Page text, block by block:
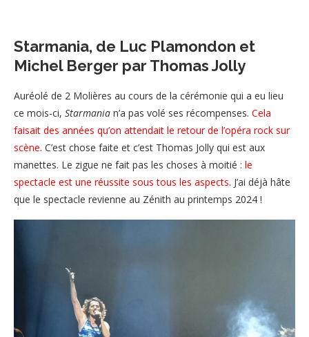
Starmania, de Luc Plamondon et
Michel Berger par Thomas Jolly
Auréolé de 2 Molières au cours de la cérémonie qui a eu lieu
ce mois-ci, Starmania n’a pas volé ses récompenses. Cela
faisait des années qu’on attendait le retour de l’opéra rock sur
scène. C’est chose faite et c’est Thomas Jolly qui est aux
manettes. Le zigue ne fait pas les choses à moitié : le
spectacle est une réussite sous tous les aspects. J’ai déjà hâte
que le spectacle revienne au Zénith au printemps 2024 !